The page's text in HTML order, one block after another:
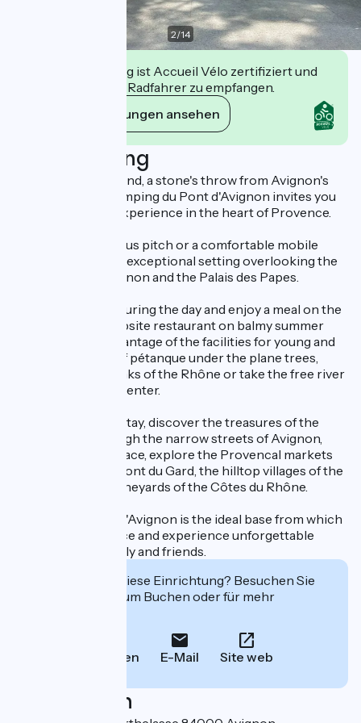
2/14
Diese Einrichtung ist Accueil Vélo zertifiziert und
verpflichtet sich, Radfahrer zu empfangen.
Ihre Verpflichtungen ansehen
Beschreibung
On Barthelasse Island, a stone's throw from Avignon's
historic center, Camping du Pont d'Avignon invites you
to enjoy a unique experience in the heart of Provence.
Settle into a spacious pitch or a comfortable mobile
home and enjoy an exceptional setting overlooking the
famous Pont d'Avignon and the Palais des Papes.
Relax by the pool during the day and enjoy a meal on the
terrace in the campsite restaurant on balmy summer
evenings. Take advantage of the facilities for young and
old: enjoy a game of pétanque under the plane trees,
cycle along the banks of the Rhône or take the free river
shuttle to the city center.
To complete your stay, discover the treasures of the
region: stroll through the narrow streets of Avignon,
visit the Popes' Palace, explore the Provencal markets
or venture to the Pont du Gard, the hilltop villages of the
Luberon and the vineyards of the Côtes du Rhône.
Camping du Pont d'Avignon is the ideal base from which
to explore Provence and experience unforgettable
moments with family and friends.
Interessiert Sie diese Einrichtung? Besuchen Sie
deren Website zum Buchen oder für mehr
Anrufen E-Mail Site web
Localisation